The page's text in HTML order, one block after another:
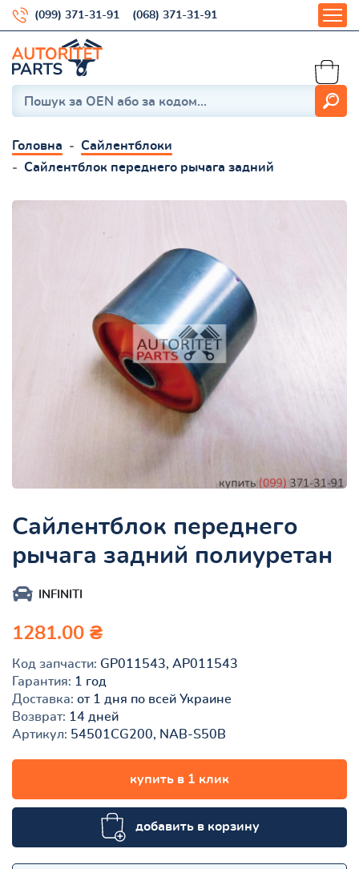
(099) 371-31-91 (068) 371-31-91
Головна
Сайлентблоки
Сайлентблок переднего рычага задний
Сайлентблок переднего
рычага задний полиуретан
INFINITI
1281.00 ₴
Код запчасти: GP011543, AP011543
Гарантия: 1 год
Доставка: от 1 дня по всей Украине
Возврат: 14 дней
Артикул: 54501CG200, NAB-S50B
купить в 1 клик
добавить в корзину